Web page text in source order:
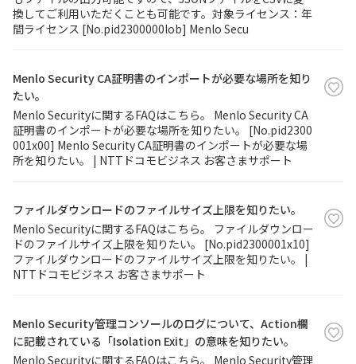
換してご利用いただくことも可能です。対象ライセンス：年
間ライセンス [No.pid2300000lob] Menlo Secu
Menlo Security CA証明書のインポートが必要な場所を知り
たい。
Menlo Securityに関するFAQはこちら。 Menlo Security CA
証明書のインポートが必要な場所を知りたい。 [No.pid2300
001x00] Menlo Security CA証明書のインポートが必要な場
所を知りたい。 | NTTドコモビジネス お客さまサポート
ファイルダウンロードのファイルサイズ上限を知りたい。
Menlo Securityに関するFAQはこちら。 ファイルダウンロー
ドのファイルサイズ上限を知りたい。 [No.pid2300001x10]
ファイルダウンロードのファイルサイズ上限を知りたい。 |
NTTドコモビジネス お客さまサポート
Menlo Security管理コンソールのログについて、Action欄
に記載されている「Isolation Exit」の意味を知りたい。
Menlo Securityに関するFAQはこちら。 Menlo Security管理